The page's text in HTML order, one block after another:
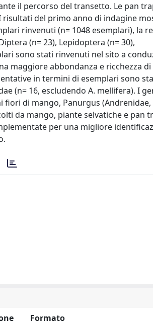
il percorso del transetto. Le pan
risultati del primo anno di indagine
rinvenuti (n= 1048 esemplari), la
(n= 23), Lepidoptera (n= 30),
sono stati rinvenuti nel sito a
maggiore abbondanza e ricchezza
in termini di esemplari sono
(n= 16, escludendo A. mellifera). I
di mango, Panurgus (Andrenidae,
da mango, piante selvatiche e pan
per una migliore
Formato